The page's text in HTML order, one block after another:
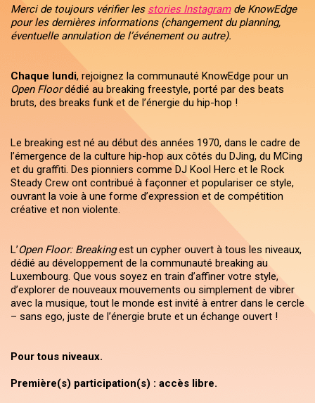
Merci de toujours vérifier les stories Instagramde KnowEdge
pour les dernières informations (changement du planning,
éventuelle annulation de l’événement ou autre).
Chaque lundi, rejoignez la communauté KnowEdge pour un
Open Floordédié au breaking freestyle, porté par des beats
bruts, des breaks funk et de l’énergie du hip-hop !
Le breaking est né au début des années 1970, dans le cadre de
l’émergence de la culture hip-hop aux côtés du DJing, du MCing
et du graffiti. Des pionniers comme DJ Kool Herc et le Rock
Steady Crew ont contribué à façonner et populariser ce style,
ouvrant la voie à une forme d’expression et de compétition
créative et non violente.
L’Open Floor: Breakingest un cypher ouvert à tous les niveaux,
dédié au développement de la communauté breaking au
Luxembourg. Que vous soyez en train d’affiner votre style,
d’explorer de nouveaux mouvements ou simplement de vibrer
avec la musique, tout le monde est invité à entrer dans le cercle
– sans ego, juste de l’énergie brute et un échange ouvert !
Pour tous niveaux.
Première(s) participation(s) : accès libre.